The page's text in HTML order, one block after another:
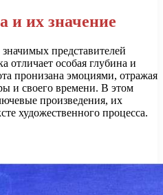
и их значение
представителей
отличает особая глубина и
пронизана эмоциями, отражая
и своего времени. В этом
произведения, их
художественного процесса.